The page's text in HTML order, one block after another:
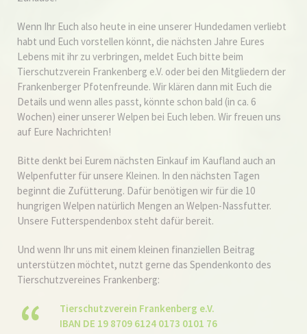
Wenn Ihr Euch also heute in eine unserer Hundedamen verliebt
habt und Euch vorstellen könnt, die nächsten Jahre Eures
Lebens mit ihr zu verbringen, meldet Euch bitte beim
Tierschutzverein Frankenberg e.V. oder bei den Mitgliedern der
Frankenberger Pfotenfreunde. Wir klären dann mit Euch die
Details und wenn alles passt, könnte schon bald (in ca. 6
Wochen) einer unserer Welpen bei Euch leben. Wir freuen uns
auf Eure Nachrichten!
Bitte denkt bei Eurem nächsten Einkauf im Kaufland auch an
Welpenfutter für unsere Kleinen. In den nächsten Tagen
beginnt die Zufütterung. Dafür benötigen wir für die 10
hungrigen Welpen natürlich Mengen an Welpen-Nassfutter.
Unsere Futterspendenbox steht dafür bereit.
Und wenn Ihr uns mit einem kleinen finanziellen Beitrag
unterstützen möchtet, nutzt gerne das Spendenkonto des
Tierschutzvereines Frankenberg:
Tierschutzverein Frankenberg e.V.
IBAN DE 19 8709 6124 0173 0101 76